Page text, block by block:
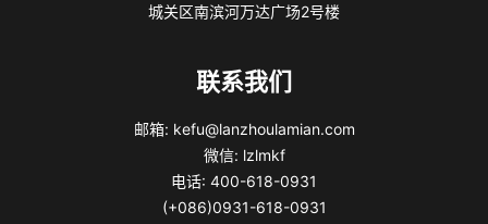
城关区南滨河万达广场2号楼
联系我们
邮箱: kefu@lanzhoulamian.com
微信: lzlmkf
电话: 400-618-0931
(+086)0931-618-0931